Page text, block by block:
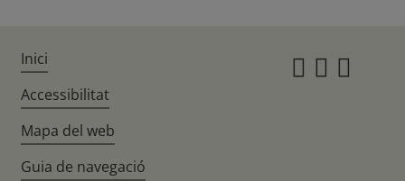
Inici
Accessibilitat
Mapa del web
Guia de navegació